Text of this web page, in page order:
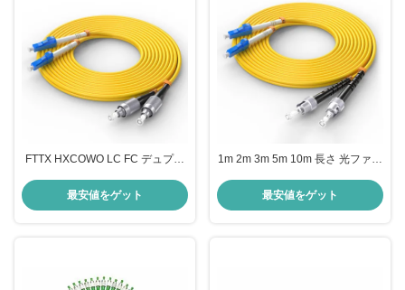
FTTX HXCOWO LC FC デュプレ
50/125um マルチモード光ファイ
バーパッチケーブル
最安値をゲット
1m 2m 3m 5m 10m 長さ 光ファイ
ンター用のカスタマイズされた色
最安値をゲット